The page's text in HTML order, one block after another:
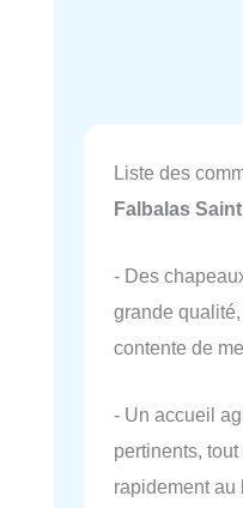
Liste des
Falbalas
- Des
grande
contente de
- Un accueil
pertinents,
rapidement au